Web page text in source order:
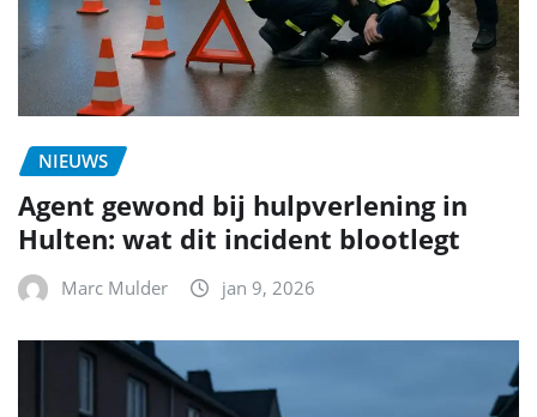
NIEUWS
Agent gewond bij hulpverlening in
Hulten: wat dit incident blootlegt
Marc Mulder jan 9, 2026